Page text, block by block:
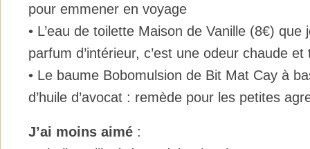
pour emmener en voyage
• L’eau de toilette Maison de Vanille (8€) que
parfum d’intérieur, c’est une odeur chaude
• Le baume Bobomulsion de Bit Mat Cay à
d’huile d’avocat : remède pour les petites
J’ai moins aimé :